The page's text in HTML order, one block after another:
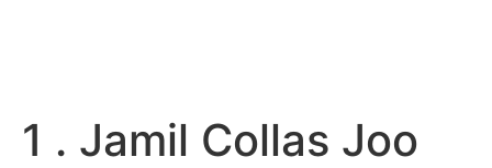
1 . Jamil Collas Joo